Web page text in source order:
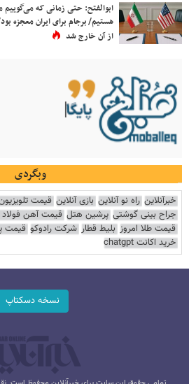
ابوالفتح: حتی زمانی که می‌گوییم
هستیم/ برجام برای ایران معجزه
از آن خارج شد
وبگردی
خبرآنلاین راه نو آنلاین بازی آنلاین قیمت
جراح بینی گوشتی پرشین هتل قیمت آهن فولاد
قیمت طلا امروز بلیط قطار شرکت رادوکو قیمت
خرید اکانت chatgpt
نسخه دسکتاپ